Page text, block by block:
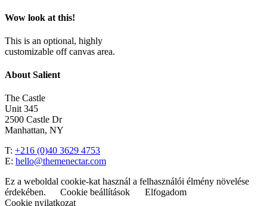
Wow look at this!
This is an optional, highly
customizable off canvas area.
About Salient
The Castle
Unit 345
2500 Castle Dr
Manhattan, NY
T: +216 (0)40 3629 4753
E: hello@themenectar.com
Ez a weboldal cookie-kat használ a felhasználói élmény növelése
érdekében.
Cookie beállítások
Elfogadom
Cookie nyilatkozat